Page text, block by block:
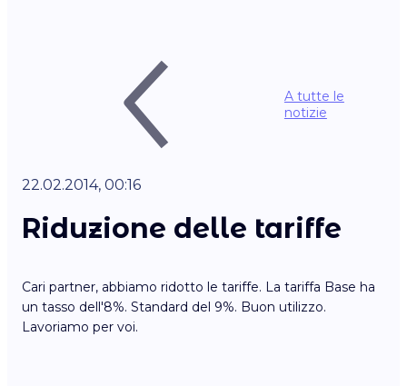
A tutte le
notizie
22.02.2014, 00:16
Riduzione delle tariffe
Cari partner, abbiamo ridotto le tariffe. La tariffa Base ha
un tasso dell'8%. Standard del 9%. Buon utilizzo.
Lavoriamo per voi.